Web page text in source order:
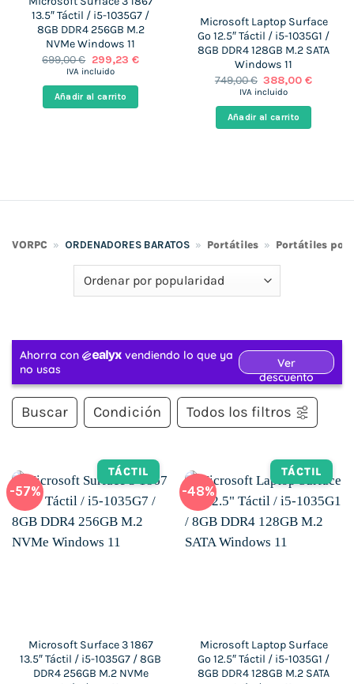
13.5″ Táctil / i5-1035G7 /
8GB DDR4 256GB M.2
NVMe Windows 11
699,00€ El
precio
era:
699,00 €.
299,23 €El
es:
299,23 €.
IVA incluido
Añadir al carrito
Microsoft Laptop Surface
Go 12.5″ Táctil / i5-1035G1 /
8GB DDR4 128GB M.2 SATA
Windows 11
749,00€ El
precio
era:
749,00 €.
388,00€El
IVA incluido
Añadir al carrito
VORPC » ORDENADORES BARATOS » Portátiles » Portátiles por
Buscar Condición Todos los filtros
-57%
TÁCTIL
Microsoft Surface 3 1867
13.5″ Táctil / i5-1035G7 / 8GB
DDR4 256GB M.2 NVMe
-48%
TÁCTIL
Microsoft Laptop Surface
Go 12.5″ Táctil / i5-1035G1 /
8GB DDR4 128GB M.2 SATA